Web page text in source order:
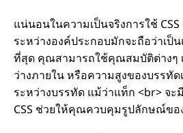
แน่นอนในความเป็นจริงการใช้
ระหว่างองค์ประกอบมักจะถือว่าเป็
ที่สุด คุณสามารถใช้คุณสมบัติต่างๆ
ว่างภายใน หรือความสูงของบรรทัด
ระหว่างบรรทัด แม้ว่าแท็ก <br> จ
CSS ช่วยให้คุณควบคุมรูปลักษณ์ขอ